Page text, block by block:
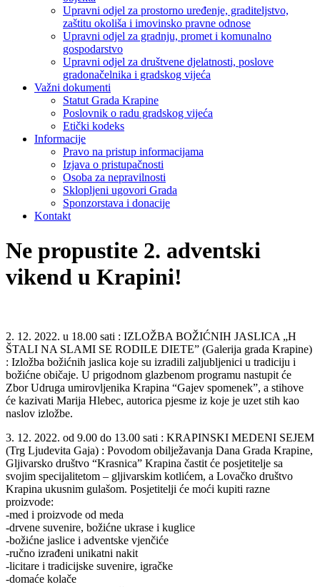
Upravni odjel za prostorno uređenje, graditeljstvo,
zaštitu okoliša i imovinsko pravne odnose
Upravni odjel za gradnju, promet i komunalno
gospodarstvo
Upravni odjel za društvene djelatnosti, poslove
gradonačelnika i gradskog vijeća
Važni dokumenti
Statut Grada Krapine
Poslovnik o radu gradskog vijeća
Etički kodeks
Informacije
Pravo na pristup informacijama
Izjava o pristupačnosti
Osoba za nepravilnosti
Sklopljeni ugovori Grada
Sponzorstava i donacije
Kontakt
Ne propustite 2. adventski
vikend u Krapini!
2. 12. 2022. u 18.00 sati : IZLOŽBA BOŽIĆNIH JASLICA „H
ŠTALI NA SLAMI SE RODILE DIETE” (Galerija grada Krapine)
: Izložba božićnih jaslica koje su izradili zaljubljenici u tradiciju i
božićne običaje. U prigodnom glazbenom programu nastupit će
Zbor Udruga umirovljenika Krapina “Gajev spomenek”, a stihove
će kazivati Marija Hlebec, autorica pjesme iz koje je uzet stih kao
naslov izložbe.
3. 12. 2022. od 9.00 do 13.00 sati : KRAPINSKI MEDENI SEJEM
(Trg Ljudevita Gaja) : Povodom obilježavanja Dana Grada Krapine,
Gljivarsko društvo “Krasnica” Krapina častit će posjetitelje sa
svojim specijalitetom – gljivarskim kotlićem, a Lovačko društvo
Krapina ukusnim gulašom. Posjetitelji će moći kupiti razne
proizvode:
-med i proizvode od meda
-drvene suvenire, božićne ukrase i kuglice
-božićne jaslice i adventske vjenčiće
-ručno izrađeni unikatni nakit
-licitare i tradicijske suvenire, igračke
-domaće kolače